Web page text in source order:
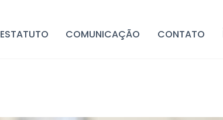
ESTATUTO COMUNICAÇÃO CONTATO